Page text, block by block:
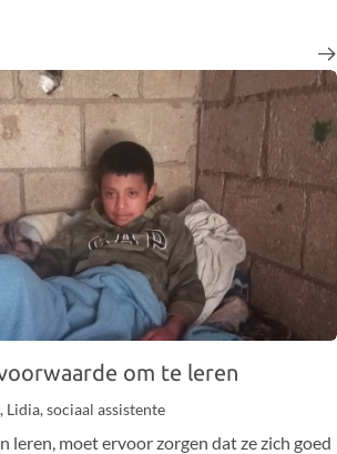
Nuevo Horizonte, plekken die voor hen
hebben.
om te leren
, Lidia, sociaal assistente
leren, moet ervoor zorgen dat ze zich goed